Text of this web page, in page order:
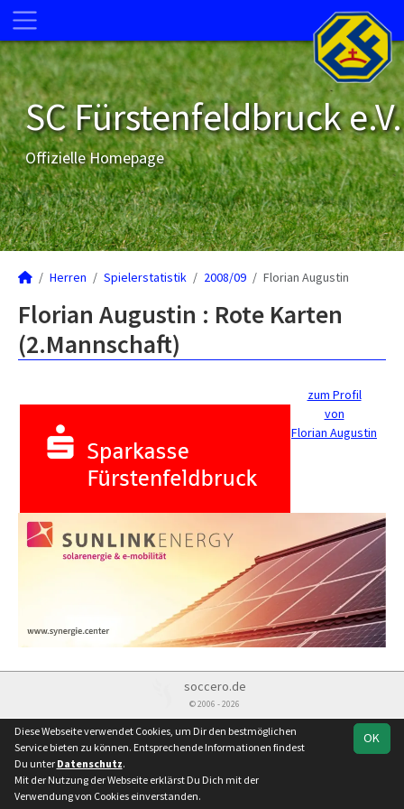
SC Fürstenfeldbruck e.V.
Offizielle Homepage
Herren Spielerstatistik 2008/09 Florian Augustin
Florian Augustin : Rote Karten
(2.Mannschaft)
zum Profil
von
Florian Augustin
soccero.de
© 2006 - 2026
Besucherstatistik Kontakt Impressum Datenschutz OK
Diese Webseite verwendet Cookies, um Dir den bestmöglichen
Service bieten zu können. Entsprechende Informationen findest
Du unter Datenschutz.
Mit der Nutzung der Webseite erklärst Du Dich mit der
Verwendung von Cookies einverstanden.